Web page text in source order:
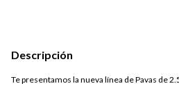
Descripción
Te presentamos la nueva línea de Pavas de